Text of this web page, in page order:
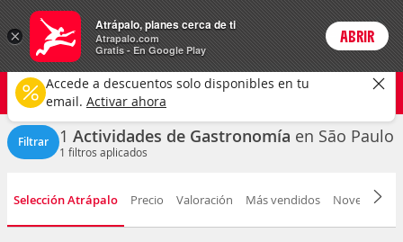
Actividades Login
São Paulo ciudad
Gastronomía Cualquier fecha
CAMBIAR
Filtrar 1 Actividades de Gastronomía en São Paulo
1 filtros aplicados
Selección Atrápalo Precio Valoración Más vendidos Novedad
×
Atrápalo, planes cerca de ti
Atrapalo.com
Gratis - En Google Play
ABRIR
Accede a descuentos solo disponibles en tu
email. Activar ahora